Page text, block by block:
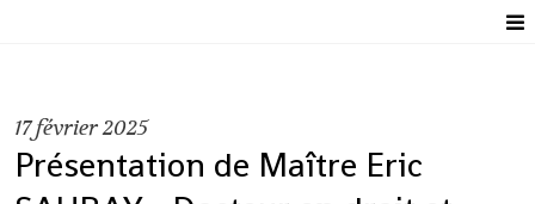
17février 2025
Présentation de Maître Eric